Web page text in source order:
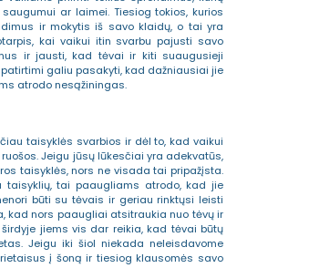
ar laimei. Tiesiog tokios, kurios
ir mokytis iš savo klaidų, o tai yra
kai vaikui itin svarbu pajusti savo
ir jausti, kad tėvai ir kiti suaugusieji
galiu pasakyti, kad dažniausiai jie
atrodo nesąžiningas.
taisyklės svarbios ir dėl to, kad vaikui
Jeigu jūsų lūkesčiai yra adekvatūs,
taisyklės, nors ne visada tai pripažįsta.
taisyklių, tai paaugliams atrodo, kad jie
būti su tėvais ir geriau rinktųsi leisti
kad nors paaugliai atsitraukia nuo tėvų ir
jiems vis dar reikia, kad tėvai būtų
Jeigu iki šiol niekada neleisdavome
į šoną ir tiesiog klausomės savo